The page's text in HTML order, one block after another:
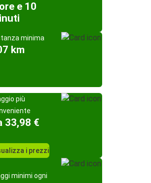
e 10
minima
km
più
33,98 €
i prezzi
minimi ogni